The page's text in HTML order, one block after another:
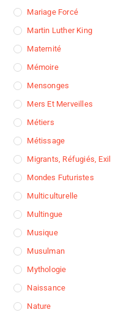
Mariage Forcé
Martin Luther King
Maternité
Mémoire
Mensonges
Mers Et Merveilles
Métiers
Métissage
Migrants, Réfugiés, Exil
Mondes Futuristes
Multiculturelle
Multingue
Musique
Musulman
Mythologie
Naissance
Nature